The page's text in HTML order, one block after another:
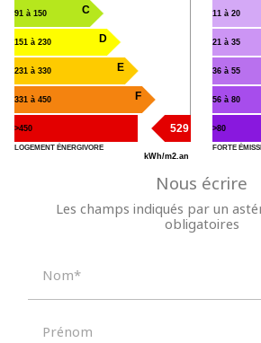
Recherche par référence
91 à 150 C
151 à 230 D
231 à 330 E
331 à 450 F
>450 G 529
kWh/m2.an
LOGEMENT ÉNERGIVORE
11 à 20
21 à 35
36 à 55
56 à 80
>80
FORTE
Nous écrire
Les champs indiqués par un
obligatoires
Nom*
Prénom